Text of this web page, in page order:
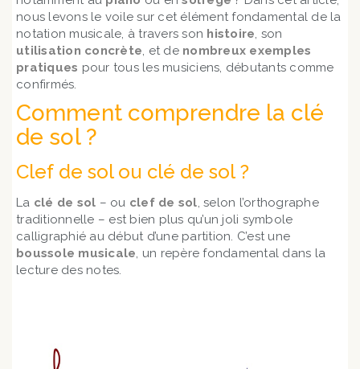
nous levons le voile sur cet élément fondamental de la
notation musicale, à travers son histoire, son
utilisation concrète, et de nombreux exemples
pratiques pour tous les musiciens, débutants comme
confirmés.
Comment comprendre la clé
de sol ?
Clef de sol ou clé de sol ?
La clé de sol – ou clef de sol, selon l’orthographe
traditionnelle – est bien plus qu’un joli symbole
calligraphié au début d’une partition. C’est une
boussole musicale, un repère fondamental dans la
lecture des notes.